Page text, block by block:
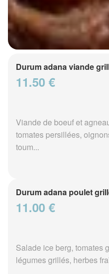
Durum adana viande
11.50 €
Viande de boeuf et
tomates persillées,
toum...
Durum adana poulet
11.00 €
Salade ice berg, tomates
légumes grillés, herbes